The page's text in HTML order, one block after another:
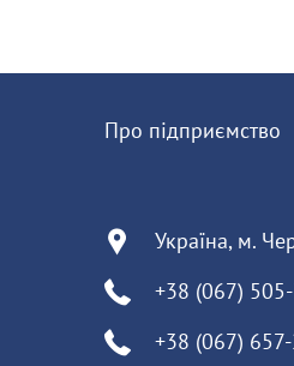
Про підприємство
Україна, м.
+38 (067)
+38 (067)